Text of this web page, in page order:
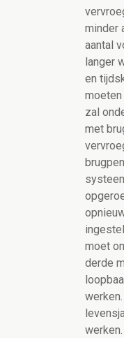
minder
aantal
langer
en
zal
met
moet
derde